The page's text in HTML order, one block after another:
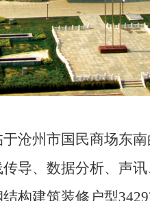
州市国民商场东南
导、数据分析、声
构建筑装修户型